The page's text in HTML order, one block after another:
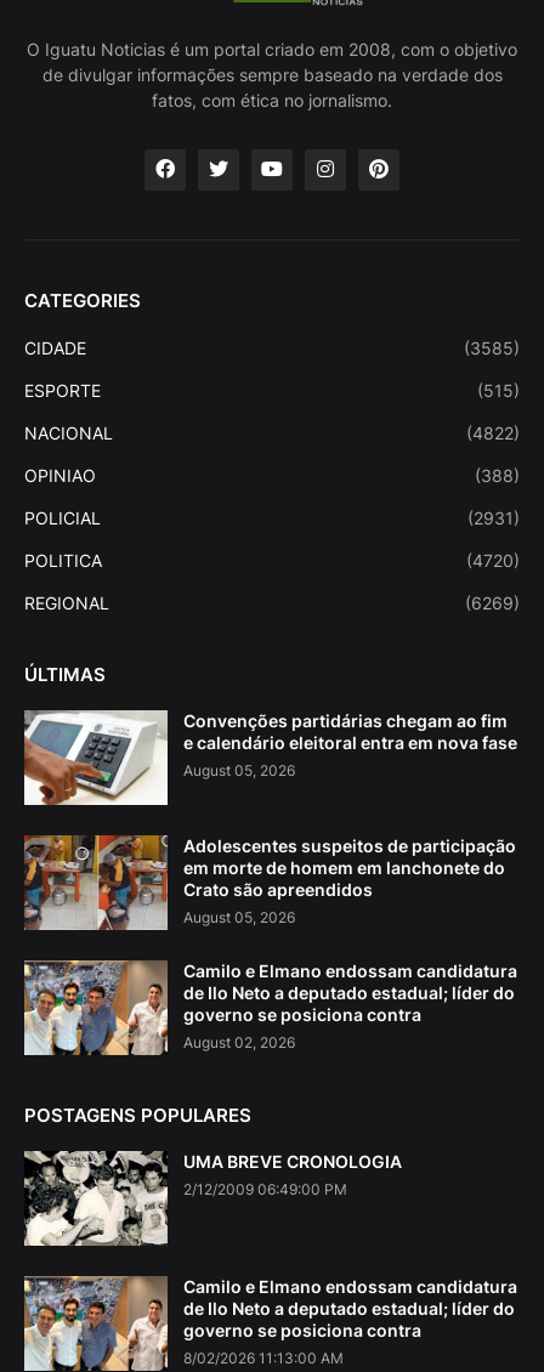
O Iguatu Noticias é um portal criado em 2008, com o objetivo
de divulgar informações sempre baseado na verdade dos
fatos, com ética no jornalismo.
CATEGORIES
CIDADE (3585)
ESPORTE (515)
NACIONAL (4822)
OPINIAO (388)
POLICIAL (2931)
POLITICA (4720)
REGIONAL (6269)
ÚLTIMAS
Convenções partidárias chegam ao fim
e calendário eleitoral entra em nova fase
August 05, 2026
Adolescentes suspeitos de participação
em morte de homem em lanchonete do
Crato são apreendidos
August 05, 2026
Camilo e Elmano endossam candidatura
de Ilo Neto a deputado estadual; líder do
governo se posiciona contra
August 02, 2026
POSTAGENS POPULARES
UMA BREVE CRONOLOGIA
2/12/2009 06:49:00 PM
Camilo e Elmano endossam candidatura
de Ilo Neto a deputado estadual; líder do
governo se posiciona contra
8/02/2026 11:13:00 AM